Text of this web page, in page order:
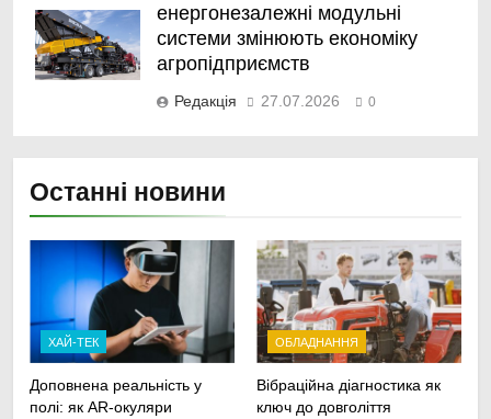
енергонезалежні модульні
системи змінюють економіку
агропідприємств
Редакція 27.07.2026 0
Останні новини
ХАЙ-ТЕК
Доповнена реальність у
полі: як AR-окуляри
ОБЛАДНАННЯ
Вібраційна діагностика як
ключ до довголіття